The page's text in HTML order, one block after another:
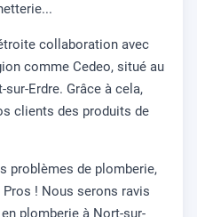
collaboration avec
comme Cedeo, situé au
sur-Erdre. Grâce à cela,
clients des produits de
problèmes de plomberie,
! Nous serons ravis
plomberie à Nort-sur-